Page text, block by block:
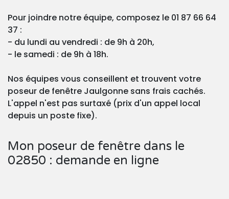
Pour joindre notre équipe, composez le 01 87 66 64
37 :
- du lundi au vendredi : de 9h à 20h,
- le samedi : de 9h à 18h.
Nos équipes vous conseillent et trouvent votre
poseur de fenêtre Jaulgonne sans frais cachés.
L'appel n'est pas surtaxé (prix d'un appel local
depuis un poste fixe).
Mon poseur de fenêtre dans le
02850 : demande en ligne